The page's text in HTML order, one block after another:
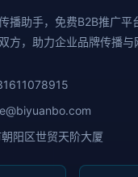
播助手，免费B2B推广
方，助力企业品牌传播与
阳区世贸天阶大厦